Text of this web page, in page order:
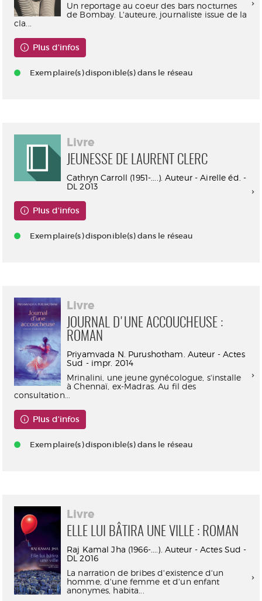
Un reportage au coeur des bars nocturnes
de Bombay. L'auteure, journaliste issue de la
cla...
Plus d'infos
Exemplaire(s) disponible(s) dans le réseau
Livre
JEUNESSE DE LAURENT CLERC
Cathryn Carroll (1951-....). Auteur - Airelle éd. -
DL 2013
Plus d'infos
Exemplaire(s) disponible(s) dans le réseau
Livre
JOURNAL D'UNE ACCOUCHEUSE :
ROMAN
Priyamvada N. Purushotham. Auteur - Actes
Sud - impr. 2014
Mrinalini, une jeune gynécologue, s'installe
à Chennaï, ex-Madras. Au fil des
consultation...
Plus d'infos
Exemplaire(s) disponible(s) dans le réseau
Livre
ELLE LUI BÂTIRA UNE VILLE : ROMAN
Raj Kamal Jha (1966-....). Auteur - Actes Sud -
DL 2016
La narration de bribes d'existence d'un
homme, d'une femme et d'un enfant
anonymes, habita...